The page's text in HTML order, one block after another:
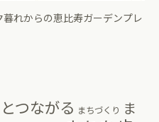
れからの恵比寿ガーデンプレ
つながる まちづくり ま